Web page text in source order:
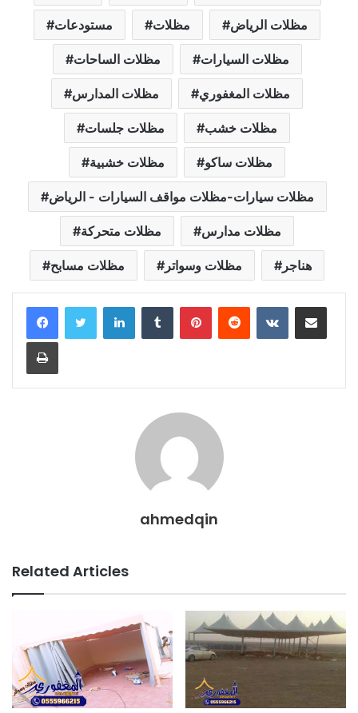
مستودعات مظلات مظلات الرياض
مظلات الساحات مظلات السيارات
مظلات المدارس مظلات المغفوري
مظلات جلسات مظلات خشب
مظلات خشبية مظلات ساكو
مظلات سيارات-مظلات مواقف السيارات - الرياض
مظلات متحركة مظلات مدارس
مظلات مسابح مظلات وسواتر هناجر
LinkedInTumblr PinterestReddit VKontakteShare via Email
Print
ahmedqin
Related Articles